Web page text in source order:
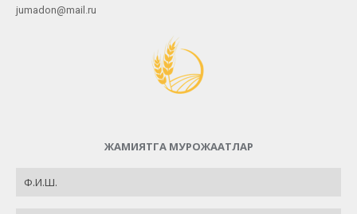
jumadon@mail.ru
ЖАМИЯТГА МУРОЖААТЛАР